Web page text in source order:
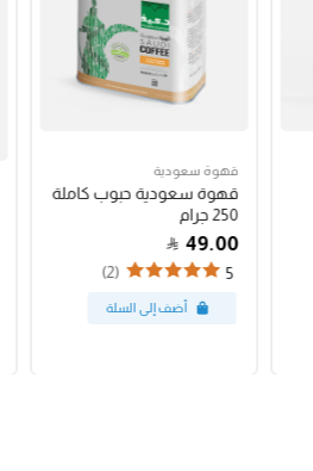
قهوة سعودية
قهوة سعودية حبوب كاملة
250 جرام
49.00
5
(2)